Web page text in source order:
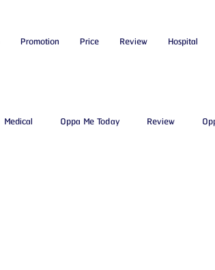
Promotion Price Review Hospital
Medical Oppa Me Today Review